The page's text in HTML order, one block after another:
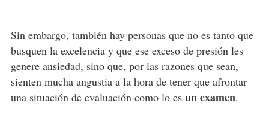
Sin embargo, también hay personas que no es tanto que
busquen la excelencia y que ese exceso de presión les
genere ansiedad, sino que, por las razones que sean,
sienten mucha angustia a la hora de tener que afrontar
una situación de evaluación como lo esun examen.